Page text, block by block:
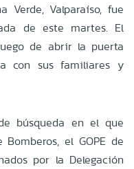
Valparaíso, fue
de este martes. El
de abrir la puerta
con sus familiares y
búsqueda en el que
el GOPE de
por la Delegación